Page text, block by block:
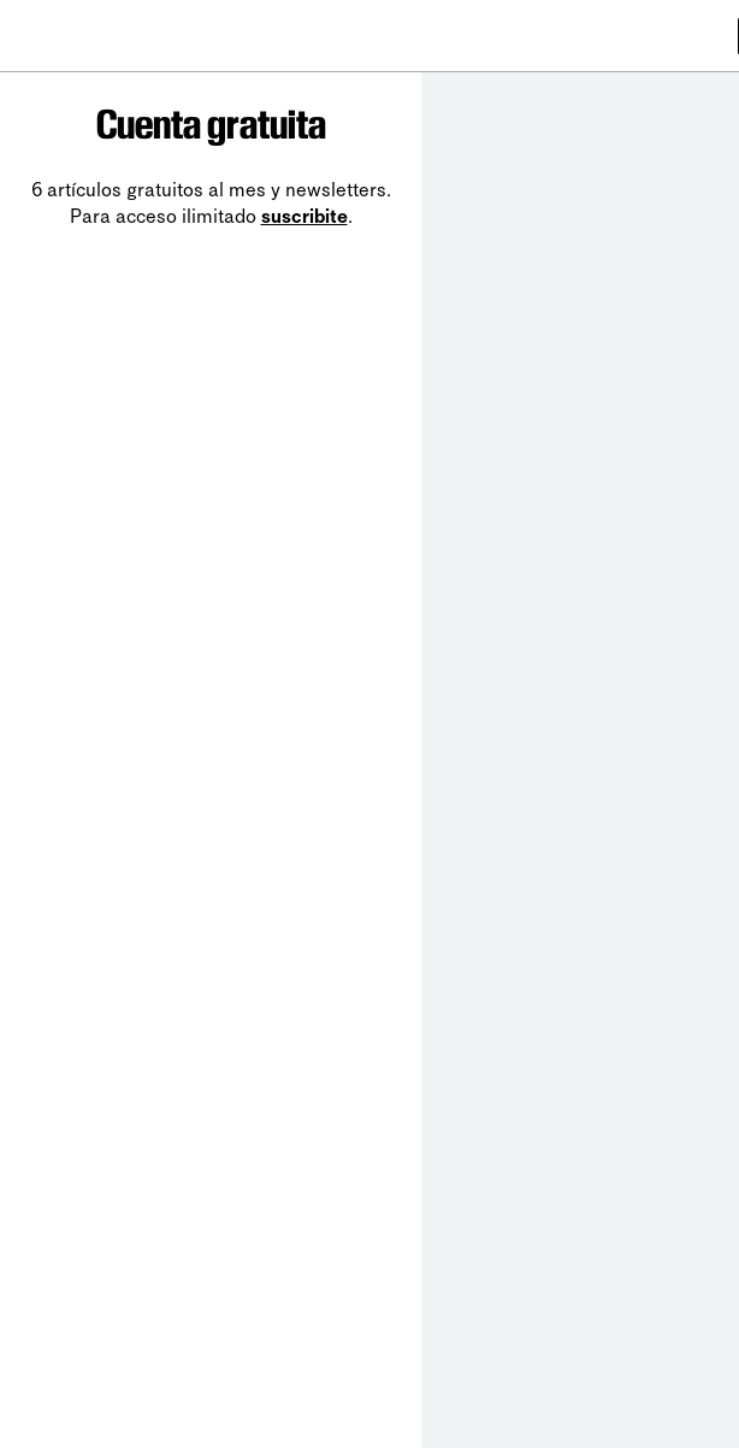
Cuenta gratuita
6 artículos gratuitos al mes y newsletters.
Para acceso ilimitado suscribite.